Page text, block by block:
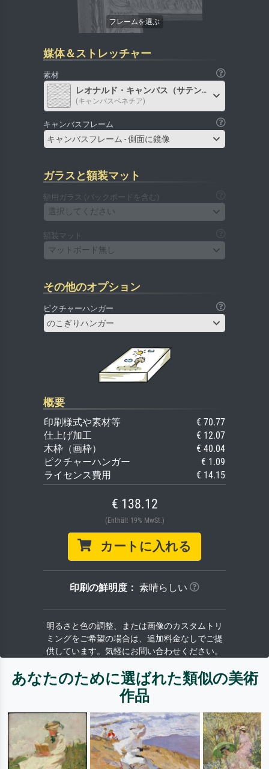
媒体＆ストレッチャー
素材
レオナルド・キャンバス（サテン）
(キャンバスベネチア)
キャンバスフレーム
キャンバスフレーム - 側面に鏡像
ガラスと額装マット
額用ガラス (バックボードを含む)
選択してください
額装マット
マットボード無し
その他のオプション
ピクチャーハンガー
のこぎりハンガー
概要
印刷様式や素材等
€ 70.77
仕上げ加工
€ 12.07
木枠（画枠）
€ 40.04
ピクチャーハンガー
€ 1.09
ライセンス費用
€ 14.15
€ 138.12
(Enthält 19% MwSt.)
カートに入れる
印刷の鮮明度： 素晴らしい
明るさと色の調整、または画像のカスタムトリ
ミングをご希望の場合は、追加料金なしでご提
供しています。気軽にお問い合わせください。
あなたのために選ばれた類似の美術
作品